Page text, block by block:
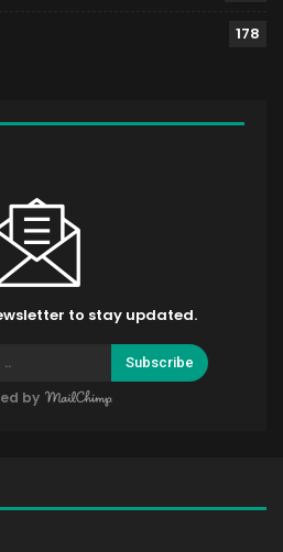
178
to stay updated.
Subscribe
by